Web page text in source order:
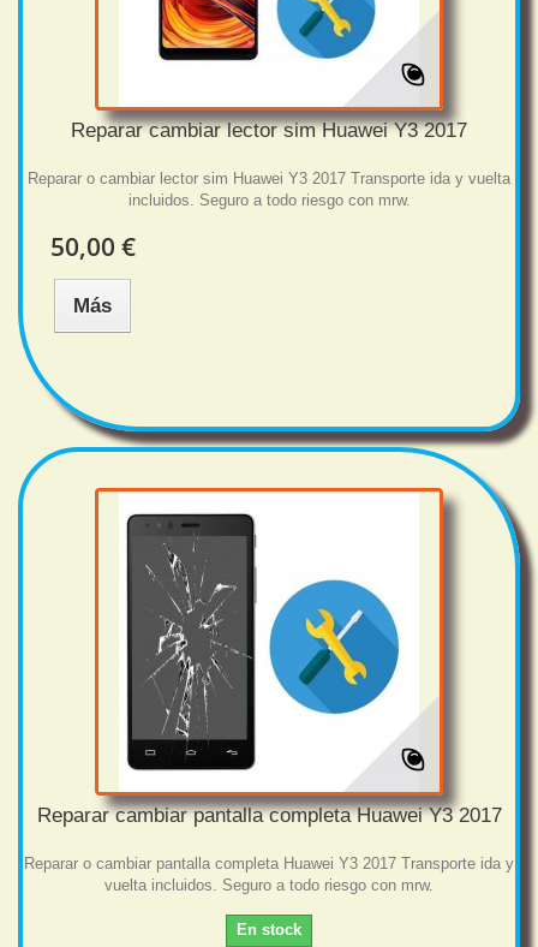
Reparar cambiar lector sim Huawei Y3 2017
Reparar o cambiar lector sim Huawei Y3 2017 Transporte ida y vuelta
incluidos. Seguro a todo riesgo con mrw.
50,00 €
Más
Reparar cambiar pantalla completa Huawei Y3 2017
Reparar o cambiar pantalla completa Huawei Y3 2017 Transporte ida y
vuelta incluidos. Seguro a todo riesgo con mrw.
En stock